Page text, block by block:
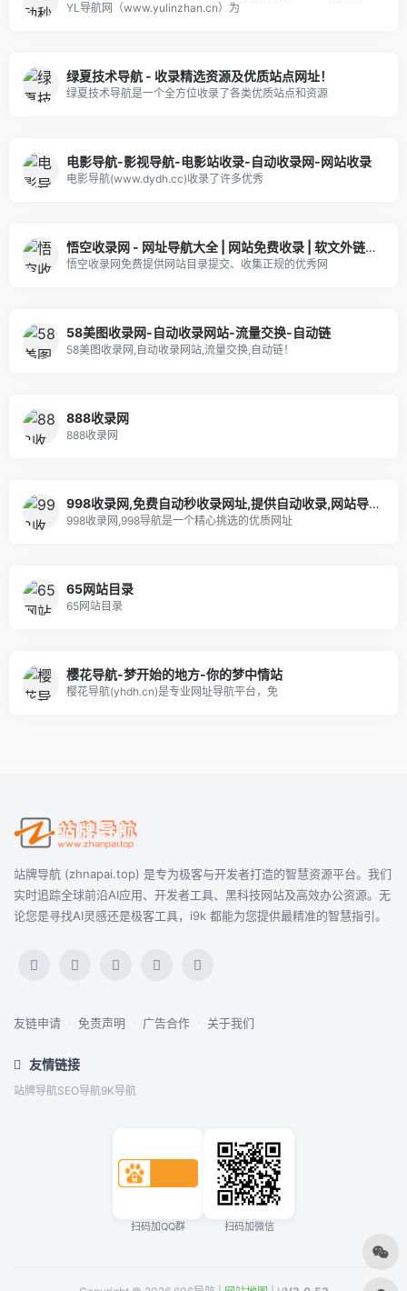
YL导航网（www.yulinzhan.cn）为
绿夏技术导航 - 收录精选资源及优质站点网址！
绿夏技术导航是一个全方位收录了各类优质站点和资源
电影导航-影视导航-电影站收录-自动收录网-网站收录
电影导航(www.dydh.cc)收录了许多优秀
悟空收录网 - 网址导航大全 | 网站免费收录 | 软文外链发布平台
悟空收录网免费提供网站目录提交、收集正规的优秀网
58美图收录网-自动收录网站-流量交换-自动链
58美图收录网,自动收录网站,流量交换,自动链！
888收录网
888收录网
998收录网,免费自动秒收录网址,提供自动收录,网站导航大全源码,自动链,友情链接交换。
998收录网,998导航是一个精心挑选的优质网址
65网站目录
65网站目录
樱花导航-梦开始的地方-你的梦中情站
樱花导航(yhdh.cn)是专业网址导航平台，免
站牌导航 (zhnapai.top) 是专为极客与开发者打造的智慧资源平台。我们
实时追踪全球前沿AI应用、开发者工具、黑科技网站及高效办公资源。无
论您是寻找AI灵感还是极客工具，i9k 都能为您提供最精准的智慧指引。
友链申请 · 免责声明 · 广告合作 · 关于我们
友情链接
站牌导航SEO导航9K导航
扫码加QQ群 扫码加微信